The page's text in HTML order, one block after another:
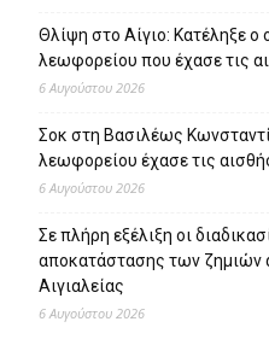
Θλίψη στο Αίγιο: Κατέληξε ο
λεωφορείου που έχασε τις
6 Αυγούστου 2026
Σοκ στη Βασιλέως
λεωφορείου έχασε τις
6 Αυγούστου 2026
Σε πλήρη εξέλιξη οι
αποκατάστασης των ζημιών
Αιγιαλείας
6 Αυγούστου 2026